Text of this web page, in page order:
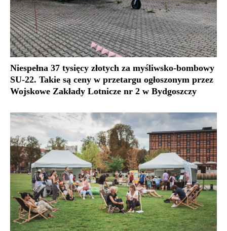
Niespełna 37 tysięcy złotych za myśliwsko-bombowy
SU-22. Takie są ceny w przetargu ogłoszonym przez
Wojskowe Zakłady Lotnicze nr 2 w Bydgoszczy